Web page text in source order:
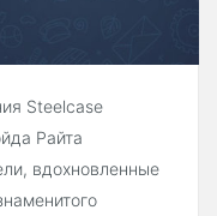
Steelcase
Райта
вдохновленные